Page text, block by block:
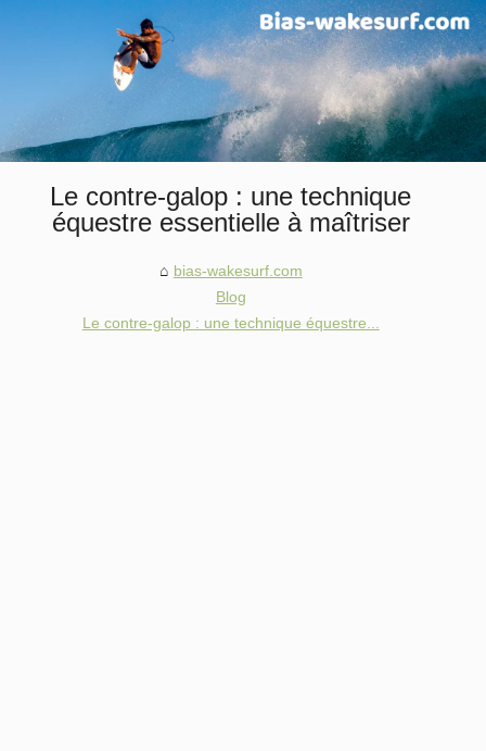
Le contre-galop : une technique
équestre essentielle à maîtriser
bias-wakesurf.com
Blog
Le contre-galop : une technique équestre...